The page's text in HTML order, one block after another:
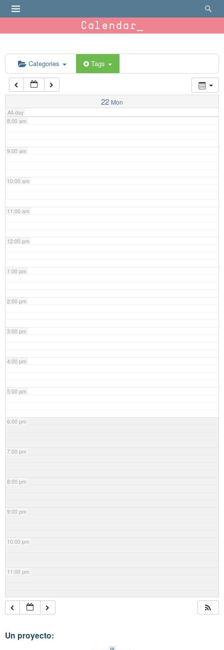
Calendar
Categories Tags
22 Mon
All-day
6:00 am
7:00 am
8:00 am
9:00 am
10:00 am
11:00 am
12:00 pm
1:00 pm
2:00 pm
3:00 pm
4:00 pm
5:00 pm
6:00 pm
7:00 pm
8:00 pm
9:00 pm
10:00 pm
11:00 pm
Un proyecto: